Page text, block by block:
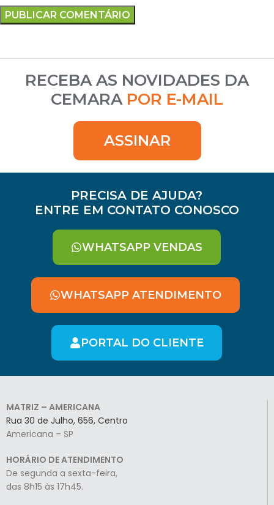
RECEBA AS NOVIDADES DA
CEMARA POR E-MAIL
ASSINAR
PRECISA DE AJUDA?
ENTRE EM CONTATO CONOSCO
WHATSAPP VENDAS
WHATSAPP ATENDIMENTO
PORTAL DO CLIENTE
MATRIZ – AMERICANA
Rua 30 de Julho, 656, Centro
Americana – SP
HORÁRIO DE ATENDIMENTO
De segunda a sexta-feira,
das 8h15 às 17h45.